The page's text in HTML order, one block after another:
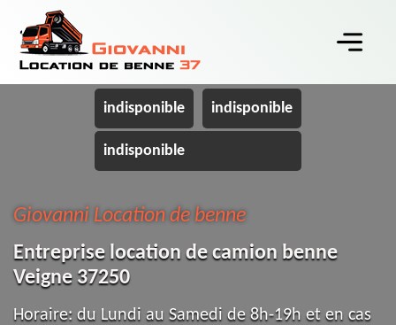
indisponible indisponible
indisponible
Giovanni Location de benne
Entreprise location de camion benne
Veigne 37250
Horaire: du Lundi au Samedi de 8h-19h et en cas